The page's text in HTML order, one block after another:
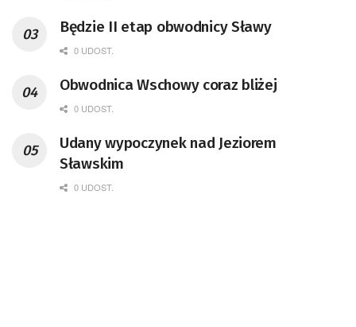
Będzie II etap obwodnicy Sławy
0 UDOST.
Obwodnica Wschowy coraz bliżej
0 UDOST.
Udany wypoczynek nad Jeziorem
Sławskim
0 UDOST.